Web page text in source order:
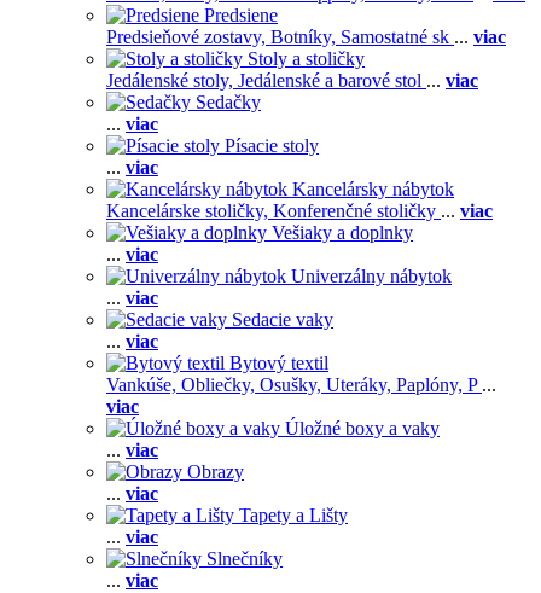
Predsiene
Predsieňové zostavy, Botníky, Samostatné sk ... viac
Stoly a stoličky
Jedálenské stoly, Jedálenské a barové stol ... viac
Sedačky
... viac
Písacie stoly
... viac
Kancelársky nábytok
Kancelárske stoličky, Konferenčné stoličky ... viac
Vešiaky a doplnky
... viac
Univerzálny nábytok
... viac
Sedacie vaky
... viac
Bytový textil
Vankúše, Obliečky, Osušky, Uteráky, Paplóny, P ...
viac
Úložné boxy a vaky
... viac
Obrazy
... viac
Tapety a Lišty
... viac
Slnečníky
... viac